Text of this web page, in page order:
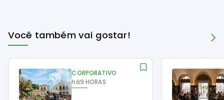
Você também vai gostar!
CORPORATIVO
há9 HORAS